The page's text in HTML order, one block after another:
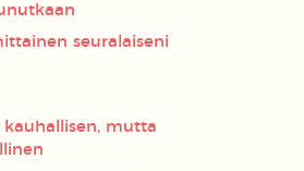
seuralaiseni
mutta